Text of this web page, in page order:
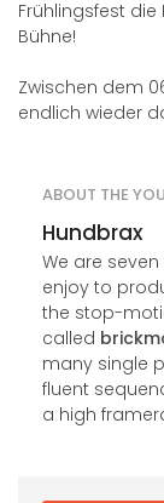
Frühlingsfest
Bühne!
Zwischen dem
endlich wieder
ABOUT THE
Hundbrax
We are
enjoy to
the stop-
called
many single
fluent
a high